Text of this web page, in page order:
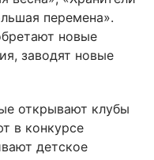
перемена».
новые
заводят новые
открывают клубы
в конкурсе
детское